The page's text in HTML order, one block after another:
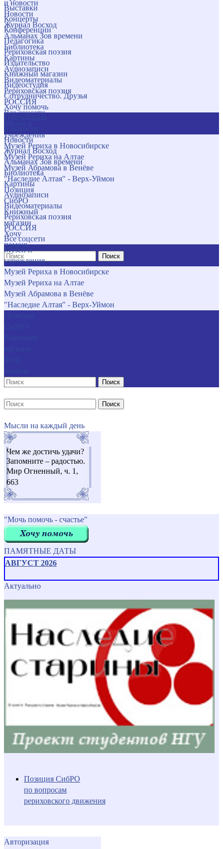
и новости
Новости
Журнал Восход
Альманах Зов времени
Библиотека
Картины
Аудиозаписи
Видеоматериалы
Рериховская поэзия
РОССИЯ
Все соцсети
учреждения
Музей Рериха в Новосибирске
Музей Рериха на Алтае
Музей Абрамова в Венёве
"Наследие Алтая" - Верх-Уймон
Позиция
СибРО
Книжный
магазин
Хочу
помочь
Поиск
Выставки
Концерты
Конференции
Педагогика
Рериховская поэзия
Издательство
Книжный магазин
Видеостудия
Сотрудничество. Друзья
Хочу помочь
Новости
Журнал Восход
Альманах Зов времени
Библиотека
Картины
Аудиозаписи
Видеоматериалы
Рериховская поэзия
РОССИЯ
Все соцсети
Музеи и
учреждения
Музей Рериха в Новосибирске
Музей Рериха на Алтае
Музей Абрамова в Венёве
"Наследие Алтая" - Верх-Уймон
Поиск
Поиск
Мысли на каждый день
Чем же достичь удачи?
Запомните – радостью.
Мир Огненный, ч. 1,
663
"Мочь помочь - счастье"
ПАМЯТНЫЕ ДАТЫ
АВГУСТ 2026
Актуально
Позиция СибРО
по вопросам
рериховского движения
Авторизация